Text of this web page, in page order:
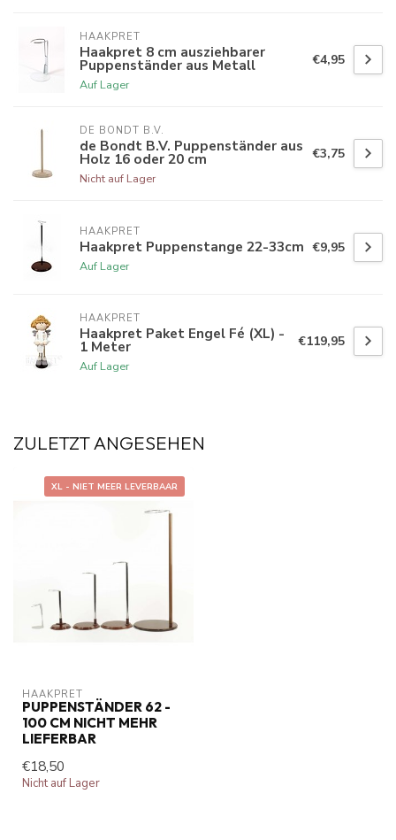
HAAKPRET
Haakpret 8 cm ausziehbarer
Puppenständer aus Metall
Auf Lager
€4,95
DE BONDT B.V.
de Bondt B.V. Puppenständer aus
Holz 16 oder 20 cm
Nicht auf Lager
€3,75
HAAKPRET
Haakpret Puppenstange 22-33cm
Auf Lager
€9,95
HAAKPRET
Haakpret Paket Engel Fé (XL) -
1 Meter
Auf Lager
€119,95
ZULETZT ANGESEHEN
XL - NIET MEER LEVERBAAR
HAAKPRET
PUPPENSTÄNDER 62 -
100 CM NICHT MEHR
LIEFERBAR
€18,50
Nicht auf Lager